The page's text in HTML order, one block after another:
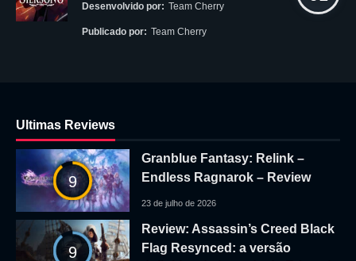
Desenvolvido por: Team Cherry
Publicado por: Team Cherry
Ultimas Reviews
9
Granblue Fantasy: Relink –
Endless Ragnarok – Review
23 de julho de 2026
9
Review: Assassin’s Creed Black
Flag Resynced: a versão